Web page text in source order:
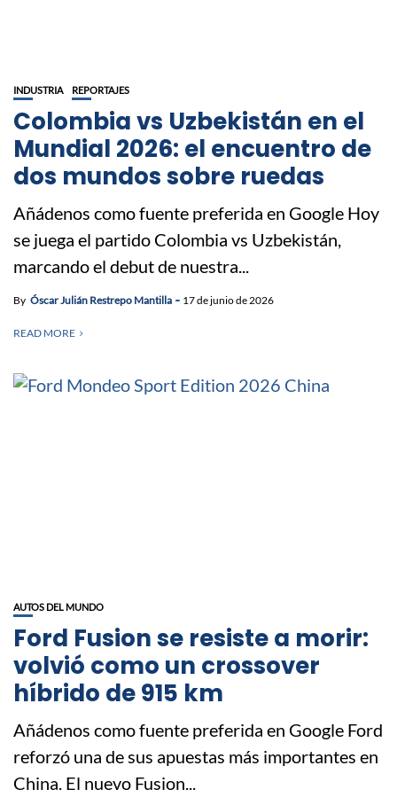
INDUSTRIA REPORTAJES
Colombia vs Uzbekistán en el
Mundial 2026: el encuentro de
dos mundos sobre ruedas
Añádenos como fuente preferida en Google Hoy
se juega el partido Colombia vs Uzbekistán,
marcando el debut de nuestra...
By Óscar Julián Restrepo Mantilla 17 de junio de 2026
READ MORE
AUTOS DEL MUNDO
Ford Fusion se resiste a morir:
volvió como un crossover
híbrido de 915 km
Añádenos como fuente preferida en Google Ford
reforzó una de sus apuestas más importantes en
China. El nuevo Fusion...